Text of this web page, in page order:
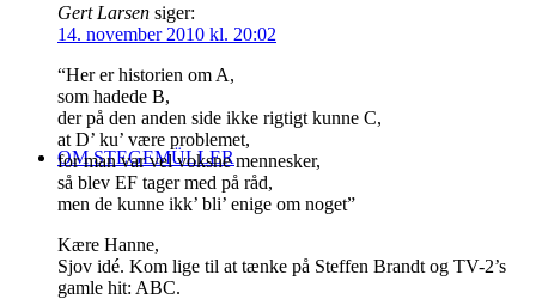
OM STEGEMÜLLER
Gert Larsen siger:
14. november 2010 kl. 20:02
“Her er historien om A,
som hadede B,
der på den anden side ikke rigtigt kunne C,
at D’ ku’ være problemet,
for man var vel voksne mennesker,
så blev EF tager med på råd,
men de kunne ikk’ bli’ enige om noget”
Kære Hanne,
Sjov idé. Kom lige til at tænke på Steffen Brandt og TV-2’s
gamle hit: ABC.